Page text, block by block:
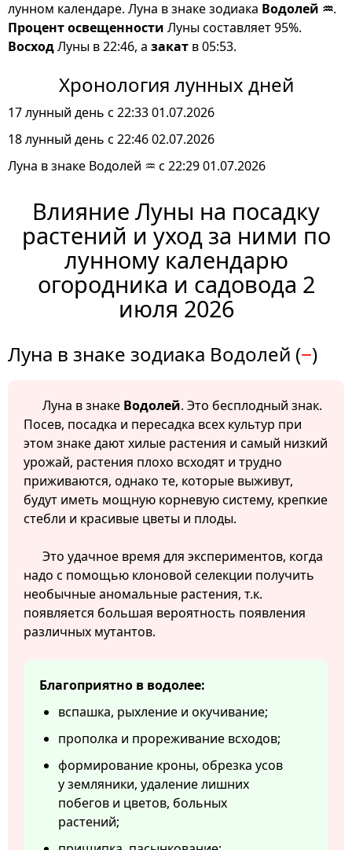
лунном календаре. Луна в знаке зодиака Водолей ♒.
Процент освещенности Луны составляет 95%.
ВосходЛуны в 22:46, а закат в 05:53.
Хронология лунных дней
17 лунный день с 22:33 01.07.2026
18 лунный день с 22:46 02.07.2026
Луна в знаке Водолей ♒ с 22:29 01.07.2026
Влияние Луны на посадку
растений и уход за ними по
лунному календарю
огородника и садовода 2
июля 2026
Луна в знаке зодиака Водолей (−)
Луна в знаке Водолей. Это бесплодный знак.
Посев, посадка и пересадка всех культур при
этом знаке дают хилые растения и самый низкий
урожай, растения плохо всходят и трудно
приживаются, однако те, которые выживут,
будут иметь мощную корневую систему, крепкие
стебли и красивые цветы и плоды.
Это удачное время для экспериментов, когда
надо с помощью клоновой селекции получить
необычные аномальные растения, т.к.
появляется большая вероятность появления
различных мутантов.
Благоприятно в водолее:
вспашка, рыхление и окучивание;
прополка и прореживание всходов;
формирование кроны, обрезка усов
у земляники, удаление лишних
побегов и цветов, больных
растений;